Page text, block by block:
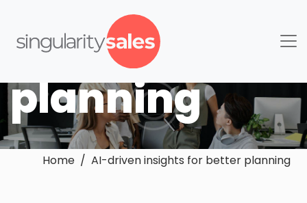
better
planning
Home / AI-driven insights for better planning